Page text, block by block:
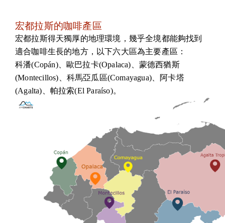
宏都拉斯的咖啡產區
宏都拉斯得天獨厚的地理環境，幾乎全境都能夠找到
適合咖啡生長的地方， 以下六大區為主要產區：
科潘(Copán)、歐巴拉卡(Opalaca)、蒙德西猶斯
(Montecillos)、科馬亞瓜區(Comayagua)、阿卡塔
(Agalta)、帕拉索(El Paraíso)。